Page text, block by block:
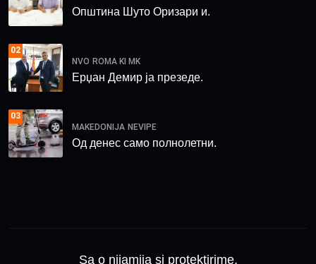
Општина Шуто Оризари и.
02
NVO ROMA KI MK
Ерџан Демир ја презеде.
03
MAKEDONIJA NEVIPE
Од денес само полнолетни.
Sa o nijamija si protektirime.